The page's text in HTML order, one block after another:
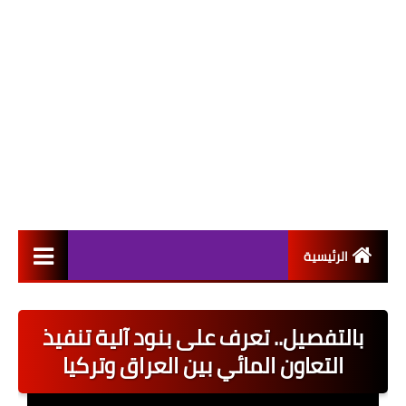
الرئيسية
اخبار القطاع العام
اخبار القطاع الخاص
بالتفصيل.. تعرف على بنود آلية تنفيذ
التعاون المائي بين العراق وتركيا